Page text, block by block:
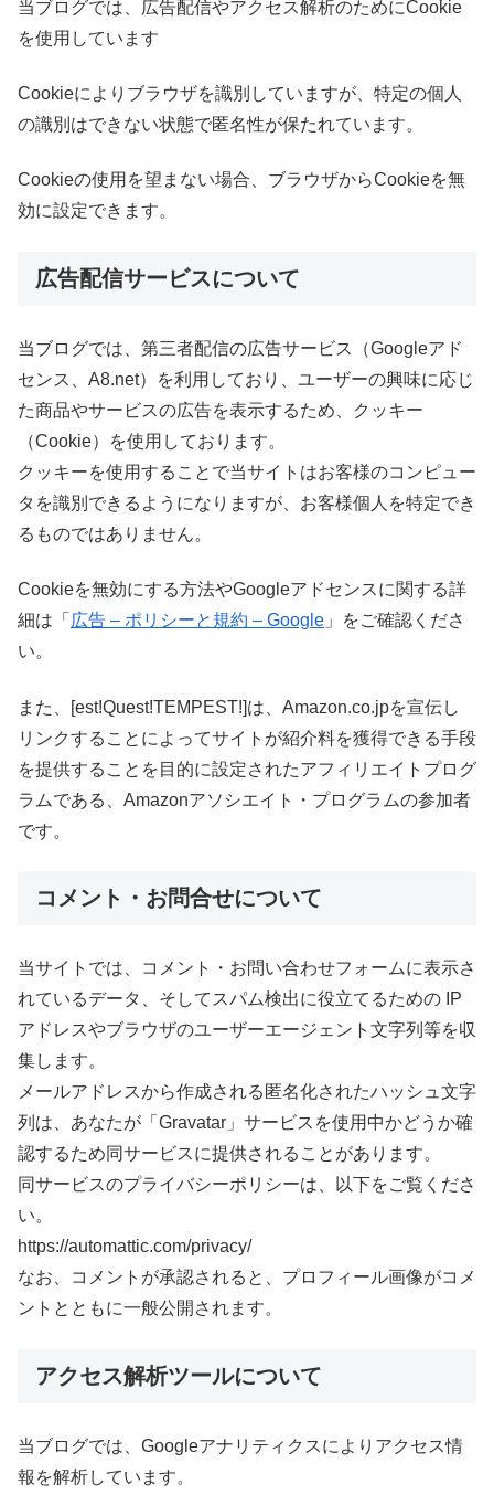
当ブログでは、広告配信やアクセス解析のためにCookie
を使用しています
Cookieによりブラウザを識別していますが、特定の個人
の識別はできない状態で匿名性が保たれています。
Cookieの使用を望まない場合、ブラウザからCookieを無
効に設定できます。
広告配信サービスについて
当ブログでは、第三者配信の広告サービス（Googleアド
センス、A8.net）を利用しており、ユーザーの興味に応じ
た商品やサービスの広告を表示するため、クッキー
（Cookie）を使用しております。
クッキーを使用することで当サイトはお客様のコンピュー
タを識別できるようになりますが、お客様個人を特定でき
るものではありません。
Cookieを無効にする方法やGoogleアドセンスに関する詳
細は「 広告 – ポリシーと規約 – Google 」をご確認くださ
い。
また、[est!Quest!TEMPEST!]は、Amazon.co.jpを宣伝し
リンクすることによってサイトが紹介料を獲得できる手段
を提供することを目的に設定されたアフィリエイトプログ
ラムである、Amazonアソシエイト・プログラムの参加者
です。
コメント・お問合せについて
当サイトでは、コメント・お問い合わせフォームに表示さ
れているデータ、そしてスパム検出に役立てるための IP
アドレスやブラウザのユーザーエージェント文字列等を収
集します。
メールアドレスから作成される匿名化されたハッシュ文字
列は、あなたが「Gravatar」サービスを使用中かどうか確
認するため同サービスに提供されることがあります。
同サービスのプライバシーポリシーは、以下をご覧くださ
い。
https://automattic.com/privacy/
なお、コメントが承認されると、プロフィール画像がコメ
ントとともに一般公開されます。
アクセス解析ツールについて
当ブログでは、Googleアナリティクスによりアクセス情
報を解析しています。